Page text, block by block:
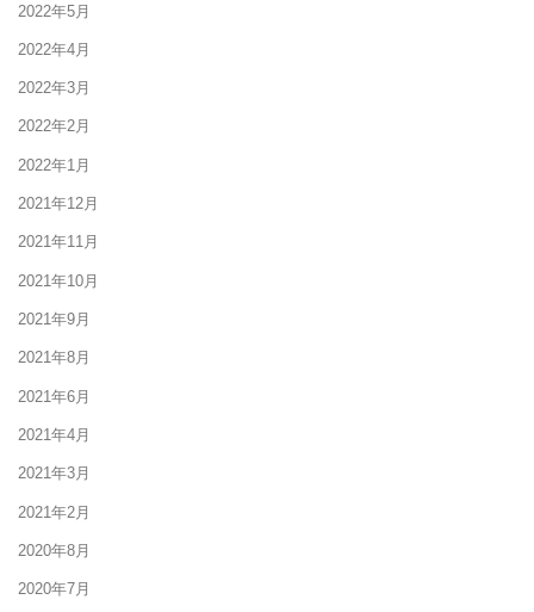
2022年5月
2022年4月
2022年3月
2022年2月
2022年1月
2021年12月
2021年11月
2021年10月
2021年9月
2021年8月
2021年6月
2021年4月
2021年3月
2021年2月
2020年8月
2020年7月